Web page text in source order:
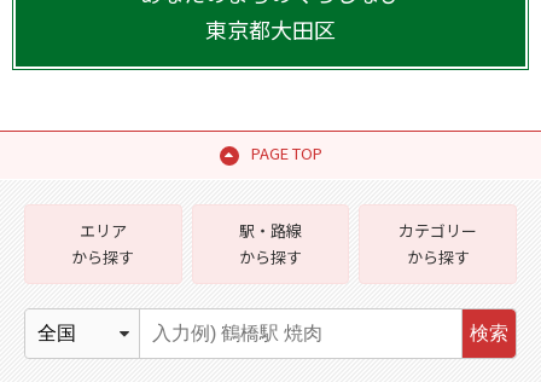
東京都大田区
PAGE TOP
エリア
から探す
駅・路線
から探す
カテゴリー
から探す
検索